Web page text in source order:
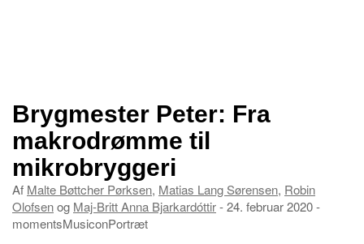
Brygmester Peter: Fra
makrodrømme til
mikrobryggeri
Af Malte Bøttcher Pørksen, Matias Lang Sørensen, Robin
Olofsenog Maj-Britt Anna Bjarkardóttir- 24. februar 2020 -
momentsMusiconPortræt